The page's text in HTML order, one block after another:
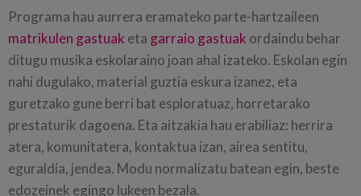
Programa hau aurrera eramateko parte-hartzaileen
matrikulen gastuak eta garraio gastuak ordaindu behar
ditugu musika eskolaraino joan ahal izateko. Eskolan egin
nahi dugulako, material guztia eskura izanez, eta
guretzako gune berri bat esploratuaz, horretarako
prestaturik dagoena. Eta aitzakia hau erabiliaz: herrira
atera, komunitatera, kontaktua izan, airea sentitu,
eguraldia, jendea. Modu normalizatu batean egin, beste
edozeinek egingo lukeen bezala.